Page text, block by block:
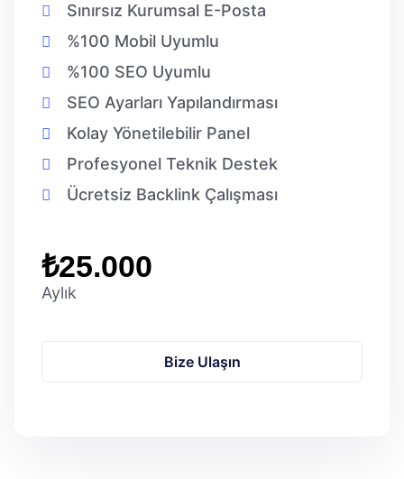
Sınırsız Kurumsal E-Posta
%100 Mobil Uyumlu
%100 SEO Uyumlu
SEO Ayarları Yapılandırması
Kolay Yönetilebilir Panel
Profesyonel Teknik Destek
Ücretsiz Backlink Çalışması
₺25.000
Aylık
Bize Ulaşın